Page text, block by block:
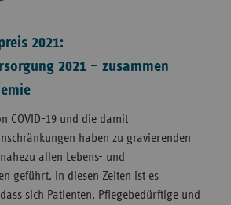
2021:
2021 – zusammen
COVID-19 und die damit
haben zu gravierenden
allen Lebens- und
geführt. In diesen Zeiten ist es
sich Patienten, Pflegebedürftige und